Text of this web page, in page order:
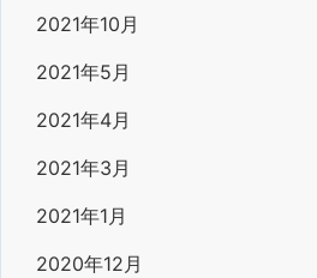
2021年10月
2021年5月
2021年4月
2021年3月
2021年1月
2020年12月